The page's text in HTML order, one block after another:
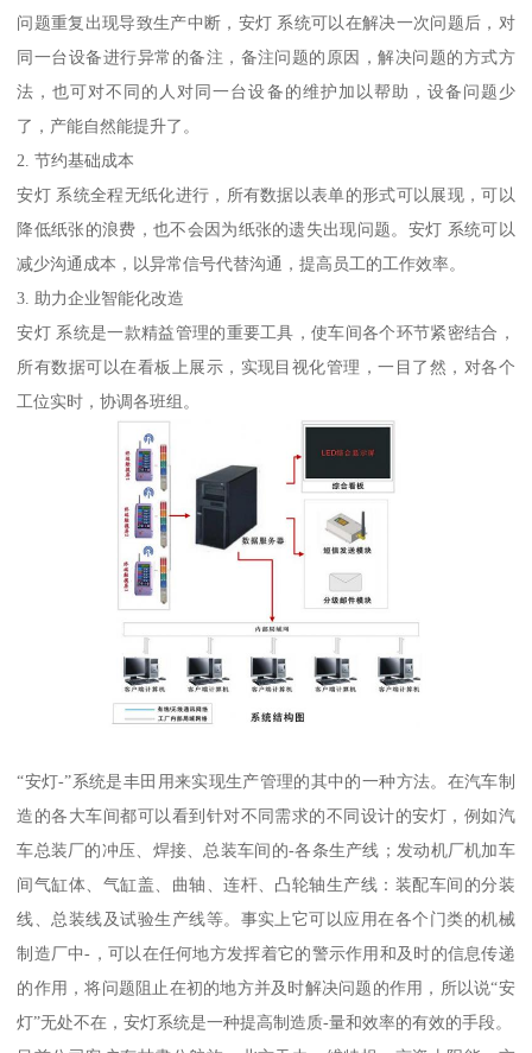
问题重复出现导致生产中断，安灯 系统可以在解决一次问题后，对
同一台设备进行异常的备注，备注问题的原因，解决问题的方式方
法，也可对不同的人对同一台设备的维护加以帮助，设备问题少
了，产能自然能提升了。
2. 节约基础成本
安灯 系统全程无纸化进行，所有数据以表单的形式可以展现，可以
降低纸张的浪费，也不会因为纸张的遗失出现问题。安灯 系统可以
减少沟通成本，以异常信号代替沟通，提高员工的工作效率。
3. 助力企业智能化改造
安灯 系统是一款精益管理的重要工具，使车间各个环节紧密结合，
所有数据可以在看板上展示，实现目视化管理，一目了然，对各个
工位实时，协调各班组。
“安灯-”系统是丰田用来实现生产管理的其中的一种方法。在汽车制
造的各大车间都可以看到针对不同需求的不同设计的安灯，例如汽
车总装厂的冲压、焊接、总装车间的-各条生产线；发动机厂机加车
间气缸体、气缸盖、曲轴、连杆、凸轮轴生产线：装配车间的分装
线、总装线及试验生产线等。事实上它可以应用在各个门类的机械
制造厂中-，可以在任何地方发挥着它的警示作用和及时的信息传递
的作用，将问题阻止在初的地方并及时解决问题的作用，所以说“安
灯”无处不在，安灯系统是一种提高制造质-量和效率的有效的手段。